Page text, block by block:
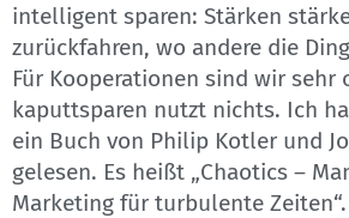
intelligent sparen: Stärken
zurückfahren, wo andere die
Für Kooperationen sind wir sehr
kaputtsparen nutzt nichts. Ich
ein Buch von Philip Kotler und
gelesen. Es heißt „Chaotics –
Marketing für turbulente